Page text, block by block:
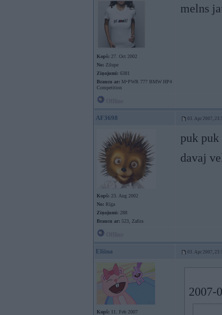
Kopš: 27. Oct 2002
No: Zilupe
Ziņojumi: 6381
Braucu ar: M•PWR 777 BMW HP4
Competition
melns
AF3698 03. Apr 2007,
Kopš: 23. Aug 2002
No: Rīga
Ziņojumi: 288
Braucu ar: 523, Zafira
puk puk
davaj
Eliina 03. Apr 2007,
Kopš: 11. Feb 2007
2007-